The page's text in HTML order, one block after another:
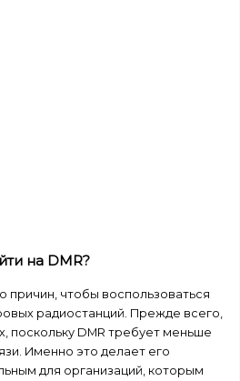
на DMR?
причин, чтобы воспользоваться
радиостанций. Прежде всего,
поскольку DMR требует меньше
Именно это делает его
для организаций, которым